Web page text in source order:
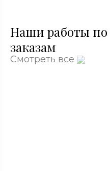
Наши работы
заказам
Смотреть все